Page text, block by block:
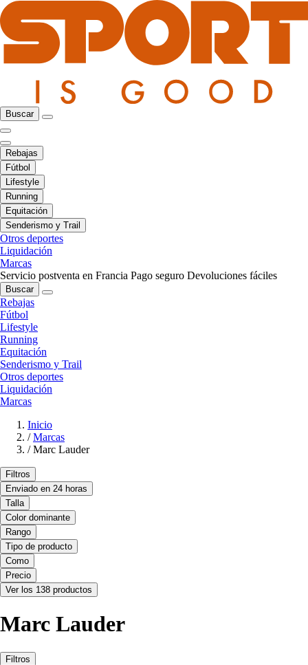
Buscar
Rebajas
Fútbol
Lifestyle
Running
Equitación
Senderismo y Trail
Otros deportes
Liquidación
Marcas
Servicio postventa en Francia Pago seguro Devoluciones fáciles
Buscar
Rebajas
Fútbol
Lifestyle
Running
Equitación
Senderismo y Trail
Otros deportes
Liquidación
Marcas
Inicio
/ Marcas
/ Marc Lauder
Filtros
Enviado en 24 horas
Talla
Color dominante
Rango
Tipo de producto
Como
Precio
Ver los 138 productos
Marc Lauder
Filtros